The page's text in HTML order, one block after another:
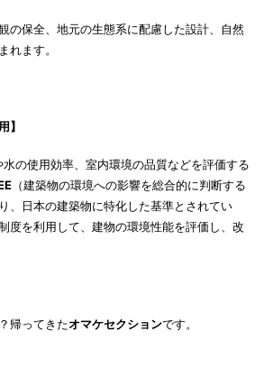
の保全、地元の生態系に配慮した設計、自然
れます。
】
の使用効率、室内環境の品質などを評価する
（建築物の環境への影響を総合的に判断する
、日本の建築物に特化した基準とされてい
度を利用して、建物の環境性能を評価し、改
帰ってきたオマケセクションです。